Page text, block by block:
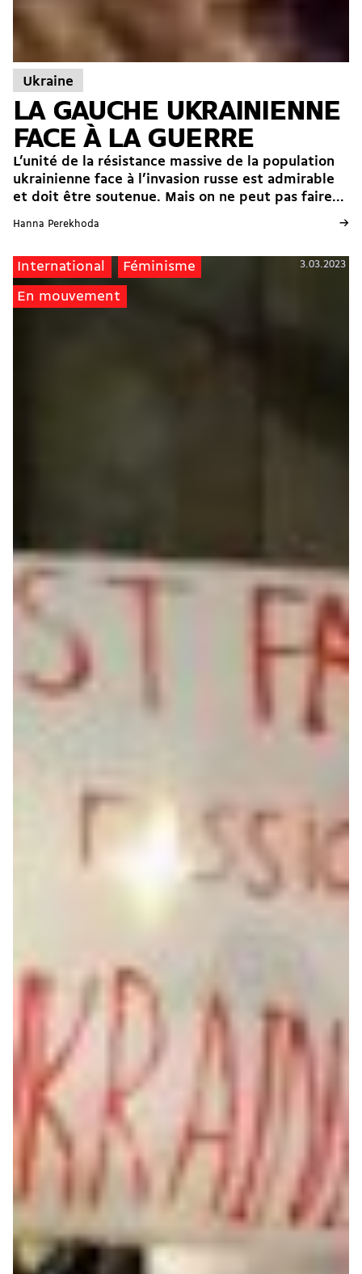
Ukraine
LA GAUCHE UKRAINIENNE
FACE À LA GUERRE
L’unité de la résistance massive de la population
ukrainienne face à l’invasion russe est admirable
et doit être soutenue. Mais on ne peut pas faire...
Hanna Perekhoda →
International Féminisme
En mouvement
3.03.2023